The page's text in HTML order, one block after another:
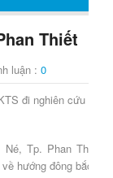
Thiết
luận : 0
đi nghiên cứu
Né, Tp. Phan Thiết,
hướng đông bắc.